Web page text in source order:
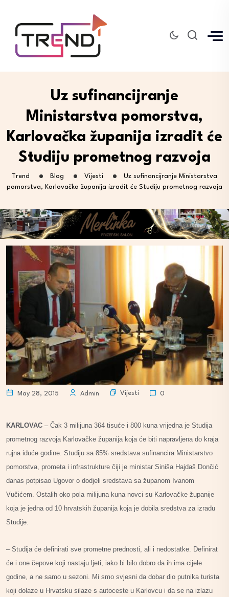
Uz sufinancijranje
Ministarstva pomorstva,
Karlovačka županija izradit će
Studiju prometnog razvoja
Trend Blog Vijesti
Uz sufinancijranje Ministarstva
pomorstva, Karlovačka županija izradit će Studiju prometnog razvoja
May 28, 2015 Admin Vijesti 0
KARLOVAC – Čak 3 milijuna 364 tisuće i 800 kuna vrijedna je Studija
prometnog razvoja Karlovačke županija koja će biti napravljena do kraja
rujna iduće godine. Studiju sa 85% sredstava sufinancira Ministarstvo
pomorstva, prometa i infrastrukture čiji je ministar Siniša Hajdaš Dončić
danas potpisao Ugovor o dodjeli sredstava sa županom Ivanom
Vučićem. Ostalih oko pola milijuna kuna novci su Karlovačke županije
koja je jedna od 10 hrvatskih županija koja je dobila sredstva za izradu
Studije.
– Studija će definirati sve prometne prednosti, ali i nedostatke. Definirat
će i one čepove koji nastaju ljeti, iako bi bilo dobro da ih ima cijele
godine, a ne samo u sezoni. Mi smo svjesni da dobar dio putnika turista
koji dolaze u Hrvatsku silaze s autoceste u Karlovcu i da se na izlazu